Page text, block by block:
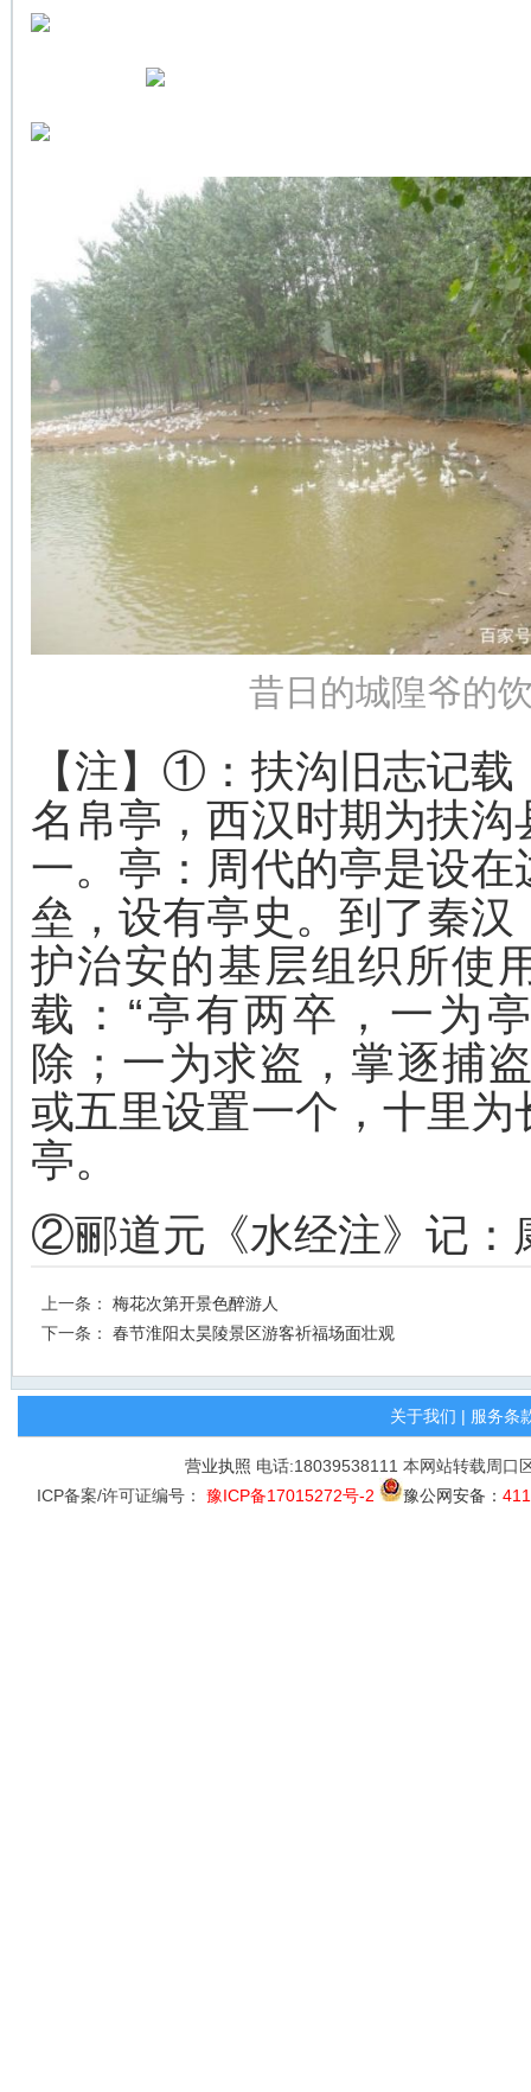
昔日的城隍爷的
【注】①：扶沟旧志记
名帛亭，西汉时期为扶
一。亭：周代的亭是设
垒，设有亭史。到了秦
护治安的基层组织所使
载：“亭有两卒，一为
除；一为求盗，掌逐捕
或五里设置一个，十里
亭。
②郦道元《水经注》记：
上一条： 梅花次第开景色醉游人
下一条： 春节淮阳太昊陵景区游客祈福场面壮观
关于我们 | 服务条
营业执照 电话:18039538111 本网站转载周口
ICP备案/许可证编号：
豫ICP备17015272号-2 豫公网安备：